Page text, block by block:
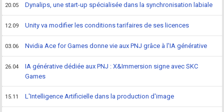
20.05 Dynalips, une start-up spécialisée dans la synchronisation labiale
12.09 Unity va modifier les conditions tarifaires de ses licences
03.06 Nvidia Ace for Games donne vie aux PNJ grâce à l'IA générative
26.04
IA générative dédiée aux PNJ : X&Immersion signe avec SKC
Games
15.11 L'Intelligence Artificielle dans la production d'image